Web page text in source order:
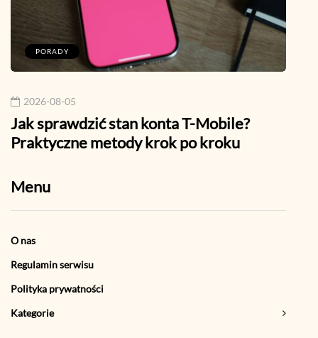
PORADY
2026-08-05
Jak sprawdzić stan konta T-Mobile?
Praktyczne metody krok po kroku
Menu
O nas
Regulamin serwisu
Polityka prywatności
Kategorie